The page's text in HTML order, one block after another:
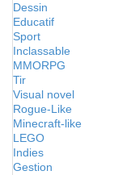
Dessin
Educatif
Sport
Inclassable
MMORPG
Tir
Visual novel
Rogue-Like
Minecraft-like
LEGO
Indies
Gestion